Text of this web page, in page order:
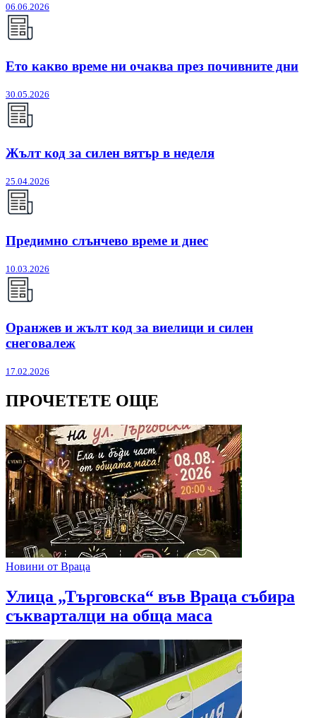
06.06.2026
Ето какво време ни очаква през почивните дни
30.05.2026
Жълт код за силен вятър в неделя
25.04.2026
Предимно слънчево време и днес
10.03.2026
Оранжев и жълт код за виелици и силен
снеговалеж
17.02.2026
ПРОЧЕТЕТЕ ОЩЕ
Новини от Враца
Улица „Търговска“ във Враца събира
съкварталци на обща маса